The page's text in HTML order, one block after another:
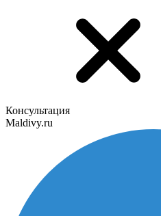
Консультация
Maldivy.ru